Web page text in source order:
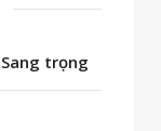
Sang trọng